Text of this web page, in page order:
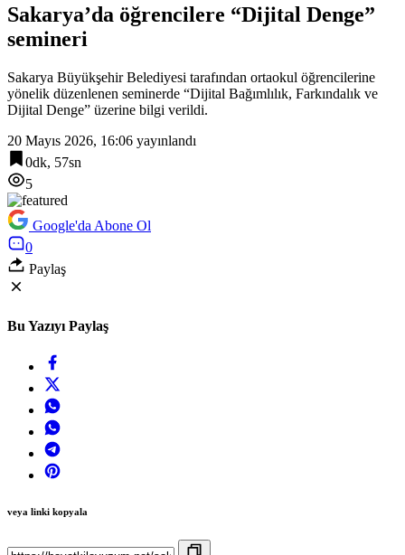
Sakarya’da öğrencilere “Dijital Denge”
semineri
Sakarya Büyükşehir Belediyesi tarafından ortaokul öğrencilerine
yönelik düzenlenen seminerde “Dijital Bağımlılık, Farkındalık ve
Dijital Denge” üzerine bilgi verildi.
20 Mayıs 2026, 16:06 yayınlandı
0dk, 57sn
5
Google'da Abone Ol
0
Paylaş
Bu Yazıyı Paylaş
veya linki kopyala